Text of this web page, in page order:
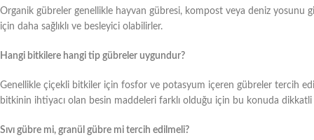
Organik gübreler genellikle hayvan gübresi, kompost veya deniz yosunu
için daha sağlıklı ve besleyici olabilirler.
Hangi bitkilere hangi tip gübreler uygundur?
Genellikle çiçekli bitkiler için fosfor ve potasyum içeren gübreler tercih
bitkinin ihtiyacı olan besin maddeleri farklı olduğu için bu konuda dikkatli
Sıvı gübre mi, granül gübre mi tercih edilmeli?